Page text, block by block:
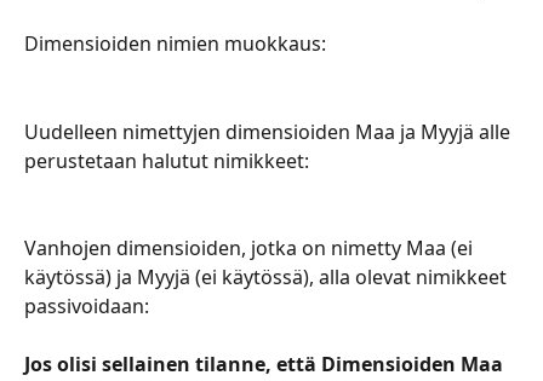
Dimensioiden nimien muokkaus:
Uudelleen nimettyjen dimensioiden Maa ja Myyjä alle
perustetaan halutut nimikkeet:
Vanhojen dimensioiden, jotka on nimetty Maa (ei
käytössä) ja Myyjä (ei käytössä), alla olevat nimikkeet
passivoidaan:
Jos olisi sellainen tilanne, että Dimensioiden Maa